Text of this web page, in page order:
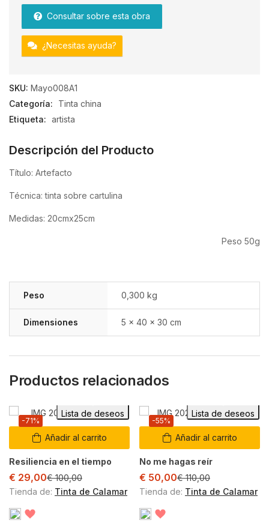
0
de
5
Consultar sobre esta obra
¿Necesitas ayuda?
SKU: Mayo008A1
Categoría:
Tinta china
Etiqueta: artista
Descripción del Producto
Título: Artefacto
Técnica: tinta sobre cartulina
Medidas: 20cmx25cm
Peso 50g
Peso 0,300 kg
Dimensiones 5 × 40 × 30 cm
Productos relacionados
Añadir al carrito
Lista de deseos
-71%
Resiliencia en el tiempo
€ 29,00€100,00
Tienda de: Tinta de Calamar
Añadir al carrito
Lista de deseos
-55%
No me hagas reír
€ 50,00€110,00
Tienda de: Tinta de Calamar